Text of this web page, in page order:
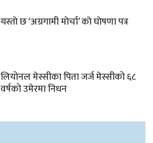
यस्ताे छ ‘अग्रगामी माेर्चा’ काे घाेषणा पत्र
लियोनल मेस्सीका पिता जर्ज मेस्सीको ६८
वर्षको उमेरमा निधन